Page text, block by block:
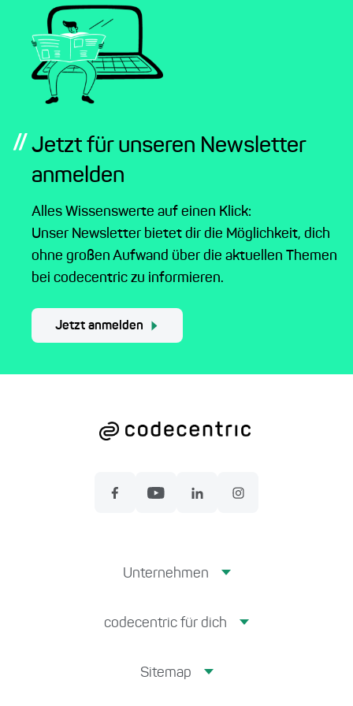
// Jetzt für unseren Newsletter
anmelden
Alles Wissenswerte auf einen Klick:
Unser Newsletter bietet dir die Möglichkeit, dich
ohne großen Aufwand über die aktuellen Themen
bei codecentric zu informieren.
Jetzt anmelden
Unternehmen
codecentric für dich
Sitemap